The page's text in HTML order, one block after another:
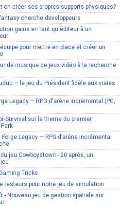
on créer ses propres supports physiques?
cherche developpeurs
gains en tant qu'éditeur à un
pour mettre en place et créer un
de musique de jeux vidéo à la recherche
— le jeu du Président fidèle aux vraies
Legacy — RPG d'arène incrémental (PC,
Survival sur le theme du premier
Legacy — RPG d’arène incrémental
jeu Cowboystown - 20 après, un
Tricks
testeurs pour notre jeu de simulation
- Nouveau jeu de gestion spatiale sur